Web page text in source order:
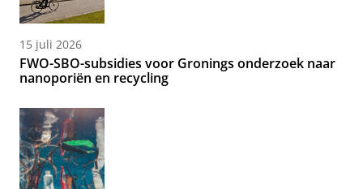
15 juli 2026
FWO-SBO-subsidies voor Gronings onderzoek naar
nanoporiën en recycling